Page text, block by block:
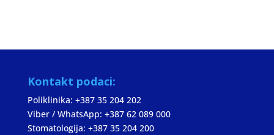
Kontakt podaci:
Poliklinika: +387 35 204 202
Viber / WhatsApp: +387 62 089 000
Stomatologija: +387 35 204 200